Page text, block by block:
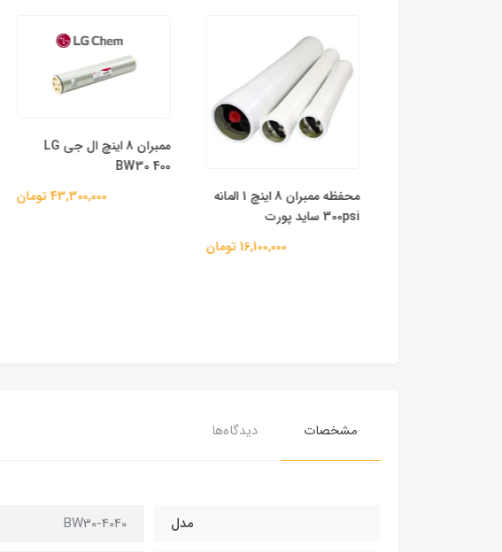
محفظه ممبران 8 اینچ 1 المانه
300psi ساید پورت
16,100,000 تومان
ممبران 8 اینچ ال جی LG
BW30 400
43,300,000 تومان
مشخصات دیدگاه‌ها
مدل BW30-4040